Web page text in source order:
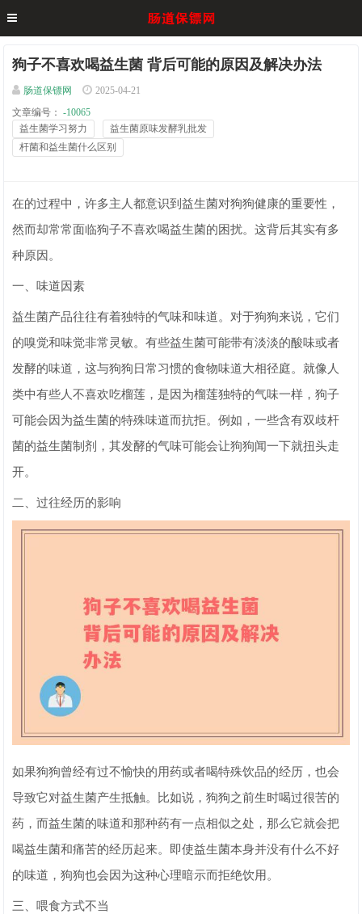
狗子不喜欢喝益生菌 背后可能的原因及解决办法
肠道保镖网
2025-04-21
文章编号：
-10065
益生菌学习努力
益生菌原味发酵乳批发
杆菌和益生菌什么区别
在的过程中，许多主人都意识到益生菌对狗狗健康的重要性，
然而却常常面临狗子不喜欢喝益生菌的困扰。这背后其实有多
种原因。
一、味道因素
益生菌产品往往有着独特的气味和味道。对于狗狗来说，它们
的嗅觉和味觉非常灵敏。有些益生菌可能带有淡淡的酸味或者
发酵的味道，这与狗狗日常习惯的食物味道大相径庭。就像人
类中有些人不喜欢吃榴莲，是因为榴莲独特的气味一样，狗子
可能会因为益生菌的特殊味道而抗拒。例如，一些含有双歧杆
菌的益生菌制剂，其发酵的气味可能会让狗狗闻一下就扭头走
开。
二、过往经历的影响
如果狗狗曾经有过不愉快的用药或者喝特殊饮品的经历，也会
导致它对益生菌产生抵触。比如说，狗狗之前生时喝过很苦的
药，而益生菌的味道和那种药有一点相似之处，那么它就会把
喝益生菌和痛苦的经历起来。即使益生菌本身并没有什么不好
的味道，狗狗也会因为这种心理暗示而拒绝饮用。
三、喂食方式不当